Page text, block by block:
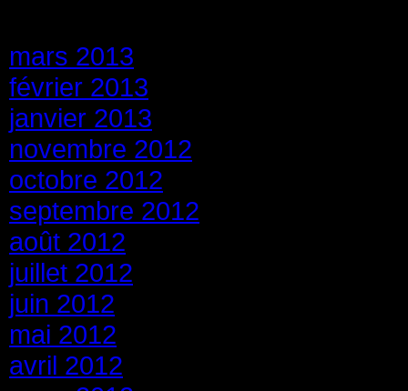
mars 2013
février 2013
janvier 2013
novembre 2012
octobre 2012
septembre 2012
août 2012
juillet 2012
juin 2012
mai 2012
avril 2012